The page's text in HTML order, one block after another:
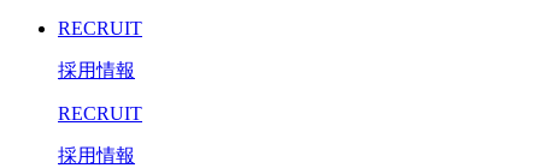
RECRUIT
採用情報
RECRUIT
採用情報